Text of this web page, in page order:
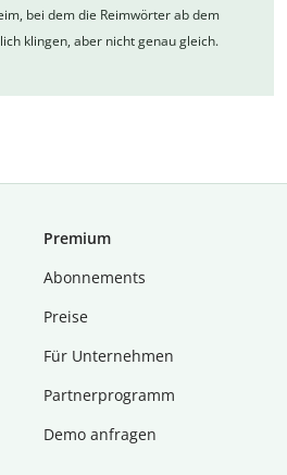
bei dem die Reimwörter ab dem
klingen, aber nicht genau gleich.
Premium
Abon­ne­ments
Preise
Für Unternehmen
Partnerprogramm
Demo anfragen